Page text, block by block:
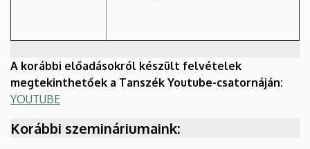
A korábbi előadásokról készült felvételek
megtekinthetőek a Tanszék Youtube-csatornáján:
YOUTUBE
Korábbi szemináriumaink: